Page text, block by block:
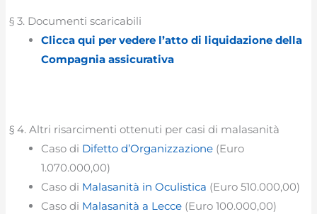
§ 3. Documenti scaricabili
Clicca qui per vedere l’atto di liquidazione della
Compagnia assicurativa
§ 4. Altri risarcimenti ottenuti per casi di malasanità
Caso di Difetto d’Organizzazione (Euro
1.070.000,00)
Caso di Malasanità in Oculistica (Euro 510.000,00)
Caso di Malasanità a Lecce (Euro 100.000,00)